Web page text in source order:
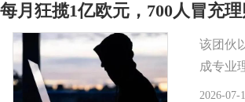
每月狂揽1亿欧元，700人冒充
该团伙
成专业
2026-07-